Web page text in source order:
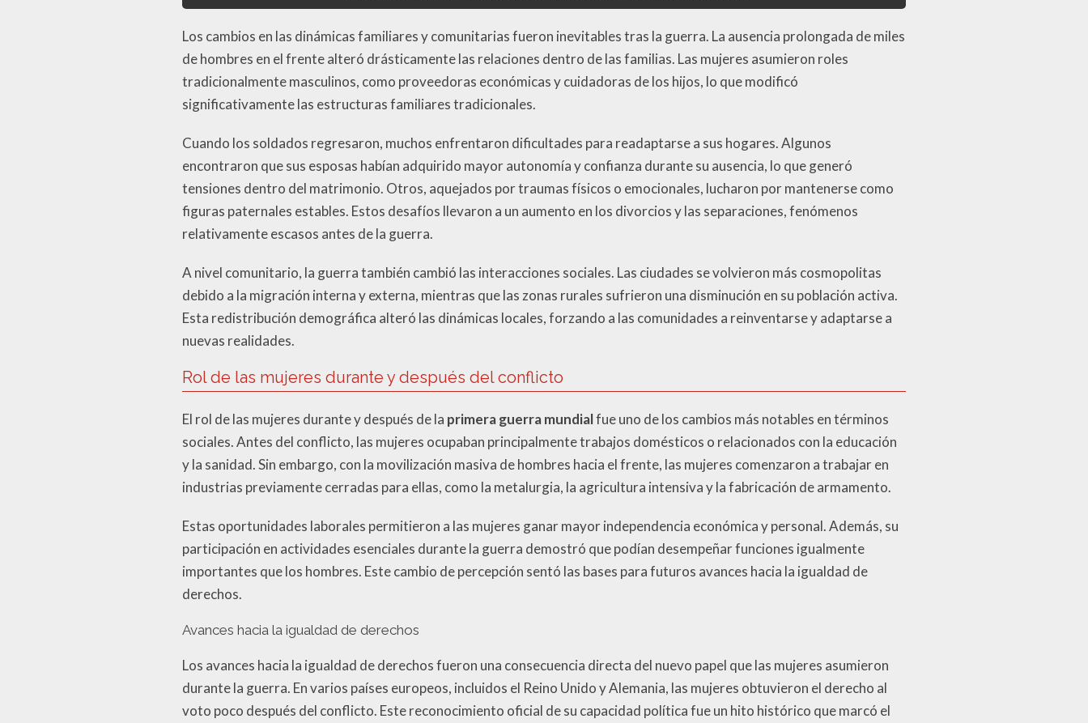
Los cambios en las dinámicas familiares y comunitarias fueron inevitables tras la guerra. La ausencia prolongada de miles
de hombres en el frente alteró drásticamente las relaciones dentro de las familias. Las mujeres asumieron roles
tradicionalmente masculinos, como proveedoras económicas y cuidadoras de los hijos, lo que modificó
significativamente las estructuras familiares tradicionales.
Cuando los soldados regresaron, muchos enfrentaron dificultades para readaptarse a sus hogares. Algunos
encontraron que sus esposas habían adquirido mayor autonomía y confianza durante su ausencia, lo que generó
tensiones dentro del matrimonio. Otros, aquejados por traumas físicos o emocionales, lucharon por mantenerse como
figuras paternales estables. Estos desafíos llevaron a un aumento en los divorcios y las separaciones, fenómenos
relativamente escasos antes de la guerra.
A nivel comunitario, la guerra también cambió las interacciones sociales. Las ciudades se volvieron más cosmopolitas
debido a la migración interna y externa, mientras que las zonas rurales sufrieron una disminución en su población activa.
Esta redistribución demográfica alteró las dinámicas locales, forzando a las comunidades a reinventarse y adaptarse a
nuevas realidades.
Rol de las mujeres durante y después del conflicto
El rol de las mujeres durante y después de la primera guerra mundialfue uno de los cambios más notables en términos
sociales. Antes del conflicto, las mujeres ocupaban principalmente trabajos domésticos o relacionados con la educación
y la sanidad. Sin embargo, con la movilización masiva de hombres hacia el frente, las mujeres comenzaron a trabajar en
industrias previamente cerradas para ellas, como la metalurgia, la agricultura intensiva y la fabricación de armamento.
Estas oportunidades laborales permitieron a las mujeres ganar mayor independencia económica y personal. Además, su
participación en actividades esenciales durante la guerra demostró que podían desempeñar funciones igualmente
importantes que los hombres. Este cambio de percepción sentó las bases para futuros avances hacia la igualdad de
derechos.
Avances hacia la igualdad de derechos
Los avances hacia la igualdad de derechos fueron una consecuencia directa del nuevo papel que las mujeres asumieron
durante la guerra. En varios países europeos, incluidos el Reino Unido y Alemania, las mujeres obtuvieron el derecho al
voto poco después del conflicto. Este reconocimiento oficial de su capacidad política fue un hito histórico que marcó el